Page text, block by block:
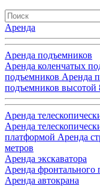
Аренда
Аренда подъемников
Аренда коленчатых
подъемников Аренда
подъемников высотой
Аренда
Аренда
платформой Аренда
метров
Аренда экскаватора
Аренда фронтального
Аренда автокрана